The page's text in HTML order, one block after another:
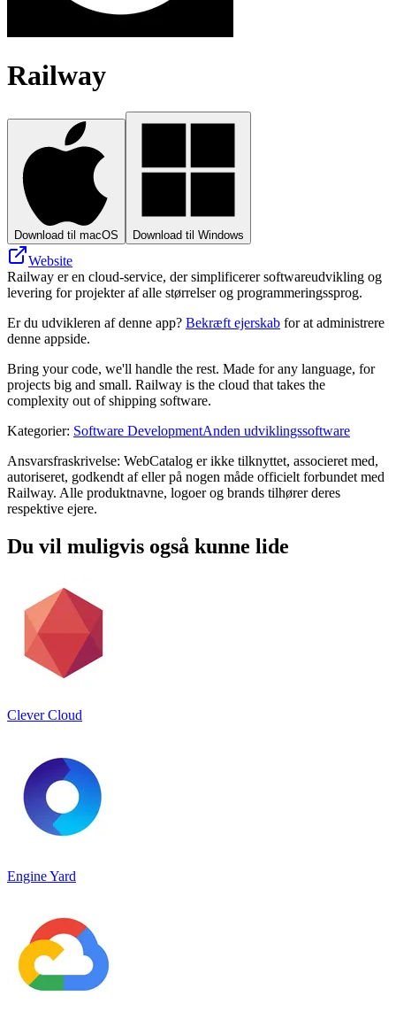
Railway
Download til macOS Download til Windows
Website
Railway er en cloud-service, der simplificerer softwareudvikling og
levering for projekter af alle størrelser og programmeringssprog.
Er du udvikleren af denne app? Bekræft ejerskab for at administrere
denne appside.
Bring your code, we'll handle the rest. Made for any language, for
projects big and small. Railway is the cloud that takes the
complexity out of shipping software.
Kategorier: Software DevelopmentAnden udviklingssoftware
Ansvarsfraskrivelse: WebCatalog er ikke tilknyttet, associeret med,
autoriseret, godkendt af eller på nogen måde officielt forbundet med
Railway. Alle produktnavne, logoer og brands tilhører deres
respektive ejere.
Du vil muligvis også kunne lide
Clever Cloud
Engine Yard